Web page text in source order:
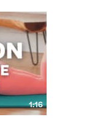
1:16